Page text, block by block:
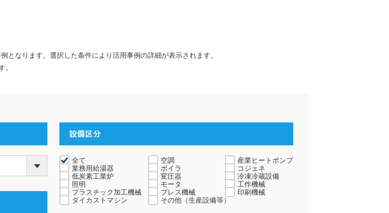
なります。選択した条件により活用事例の詳細が表示されます。
全て 空調
産業ヒートポンプ
業務用給湯器
ボイラ
コジェネ
低炭素工業炉
変圧器
冷凍冷蔵設備
照明
モータ
工作機械
プラスチック加工機械
プレス機械
印刷機械
ダイカストマシン
その他（生産設備等）